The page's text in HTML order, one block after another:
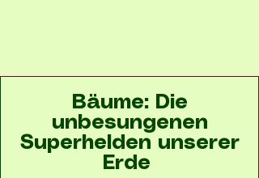
Bäume: Die
unbesungenen
Superhelden unserer
Erde